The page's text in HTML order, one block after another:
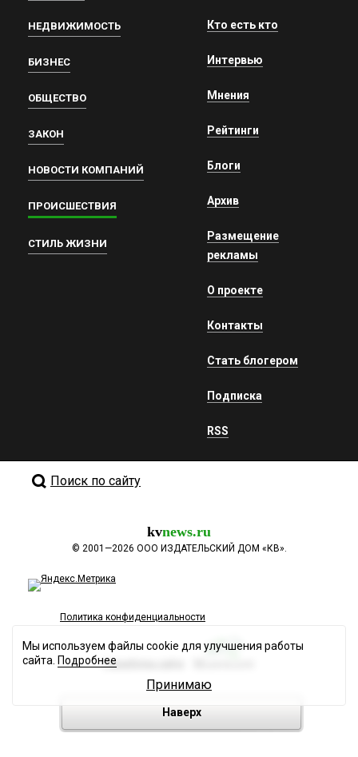
НЕДВИЖИМОСТЬ
БИЗНЕС
ОБЩЕСТВО
ЗАКОН
НОВОСТИ КОМПАНИЙ
ПРОИСШЕСТВИЯ
СТИЛЬ ЖИЗНИ
Кто есть кто
Интервью
Мнения
Рейтинги
Блоги
Архив
Размещение
рекламы
О проекте
Контакты
Стать блогером
Подписка
RSS
Поиск по сайту
kvnews.ru
© 2001—2026 ООО ИЗДАТЕЛЬСКИЙ ДОМ «КВ».
Политика конфиденциальности
Разработка сайта
Наверх
Мы используем файлы cookie для улучшения работы
сайта. Подробнее
Принимаю